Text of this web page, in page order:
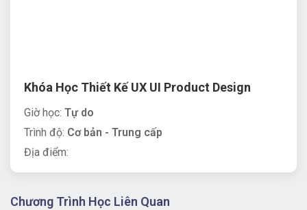
Khóa Học Thiết Kế UX UI Product Design
Giờ học: Tự do
Trình độ: Cơ bản - Trung cấp
Địa điểm:
Chương Trình Học Liên Quan